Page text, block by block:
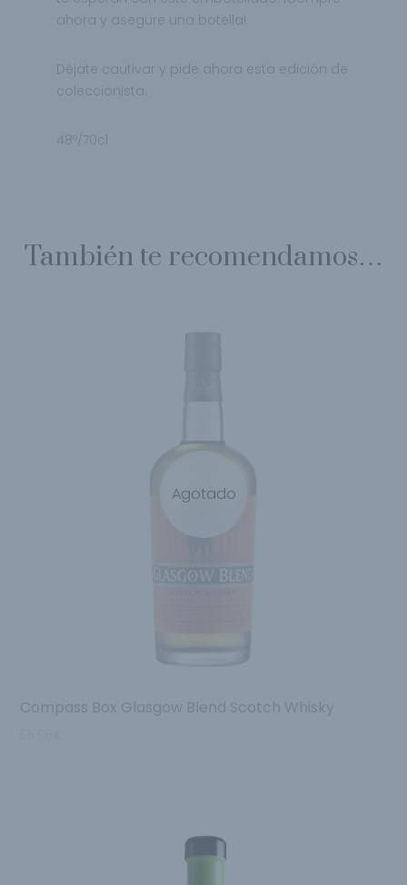
ahora y asegure una botella!
Déjate cautivar y pide ahora esta edición de
coleccionista.
48º/70cl
También te recomendamos…
Agotado
Compass Box Glasgow Blend Scotch Whisky